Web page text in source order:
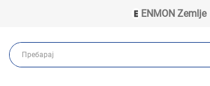
ENMON Zemlje
ENMON BIH
ENMON MKD